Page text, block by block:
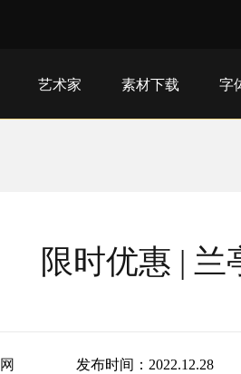
艺术家 素材下载 字
限时优惠 |
发布时间：2022.12.28